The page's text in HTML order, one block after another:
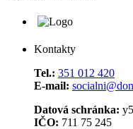
Kontakty
Tel.: 351 012 420
E-mail:
Datová schránka:
IČO: 711 75 245